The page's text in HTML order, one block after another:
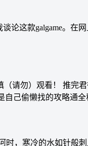
论这款galgame。
（请勿）观看！ 推
己偷懒找的攻略通
，寒冷的水如针般